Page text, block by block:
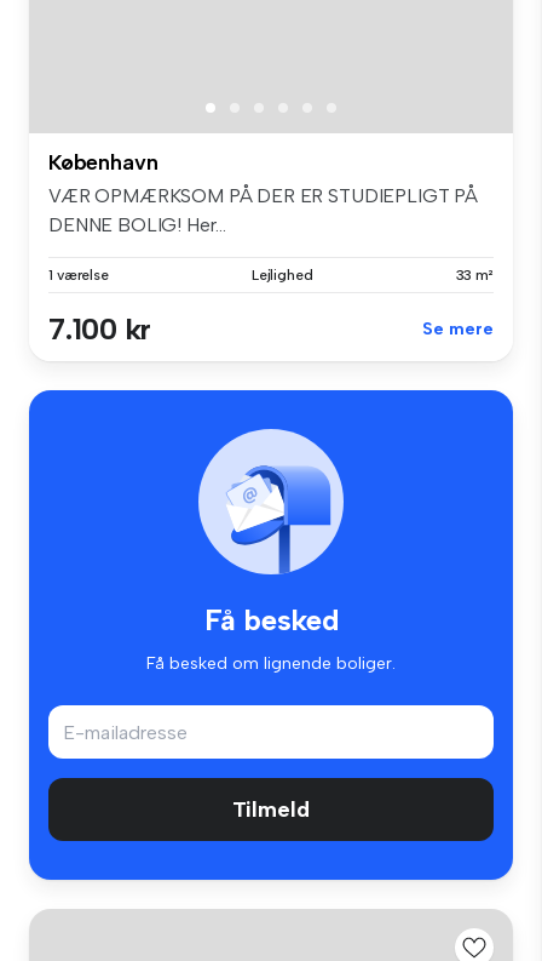
København
VÆR OPMÆRKSOM PÅ DER ER STUDIEPLIGT PÅ
DENNE BOLIG! Her...
1 værelse Lejlighed 33 m²
7.100 kr Se mere
Få besked
Få besked om lignende boliger.
Tilmeld